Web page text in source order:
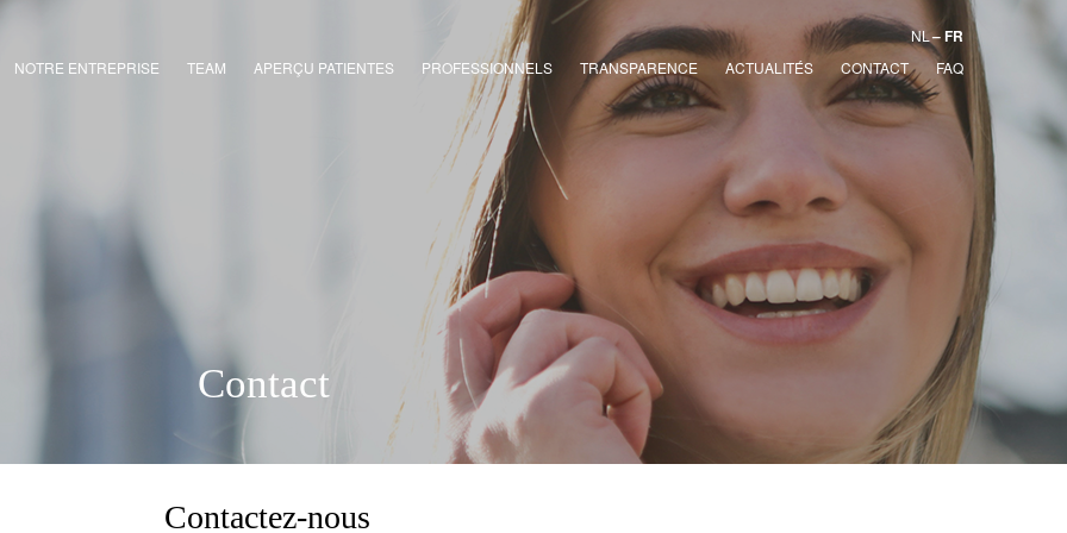
NL FR
NOTRE ENTREPRISE TEAM APERÇU PATIENTES PROFESSIONNELS TRANSPARENCE ACTUALITÉS CONTACT FAQ
Contact
Contactez-nous